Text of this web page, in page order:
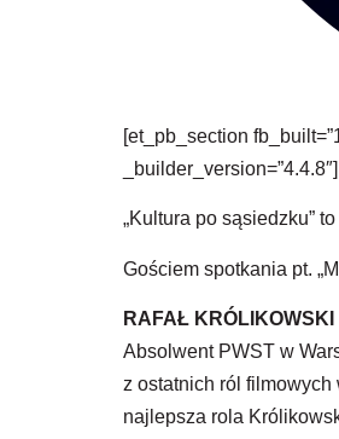
[et_pb_section
_builder_version=”4.4.8″]
„Kultura po sąsiedzku” to
Gościem spotkania pt.
RAFAŁ KRÓLIKOWSKI
Absolwent PWST w
z ostatnich ról filmowych
najlepsza rola